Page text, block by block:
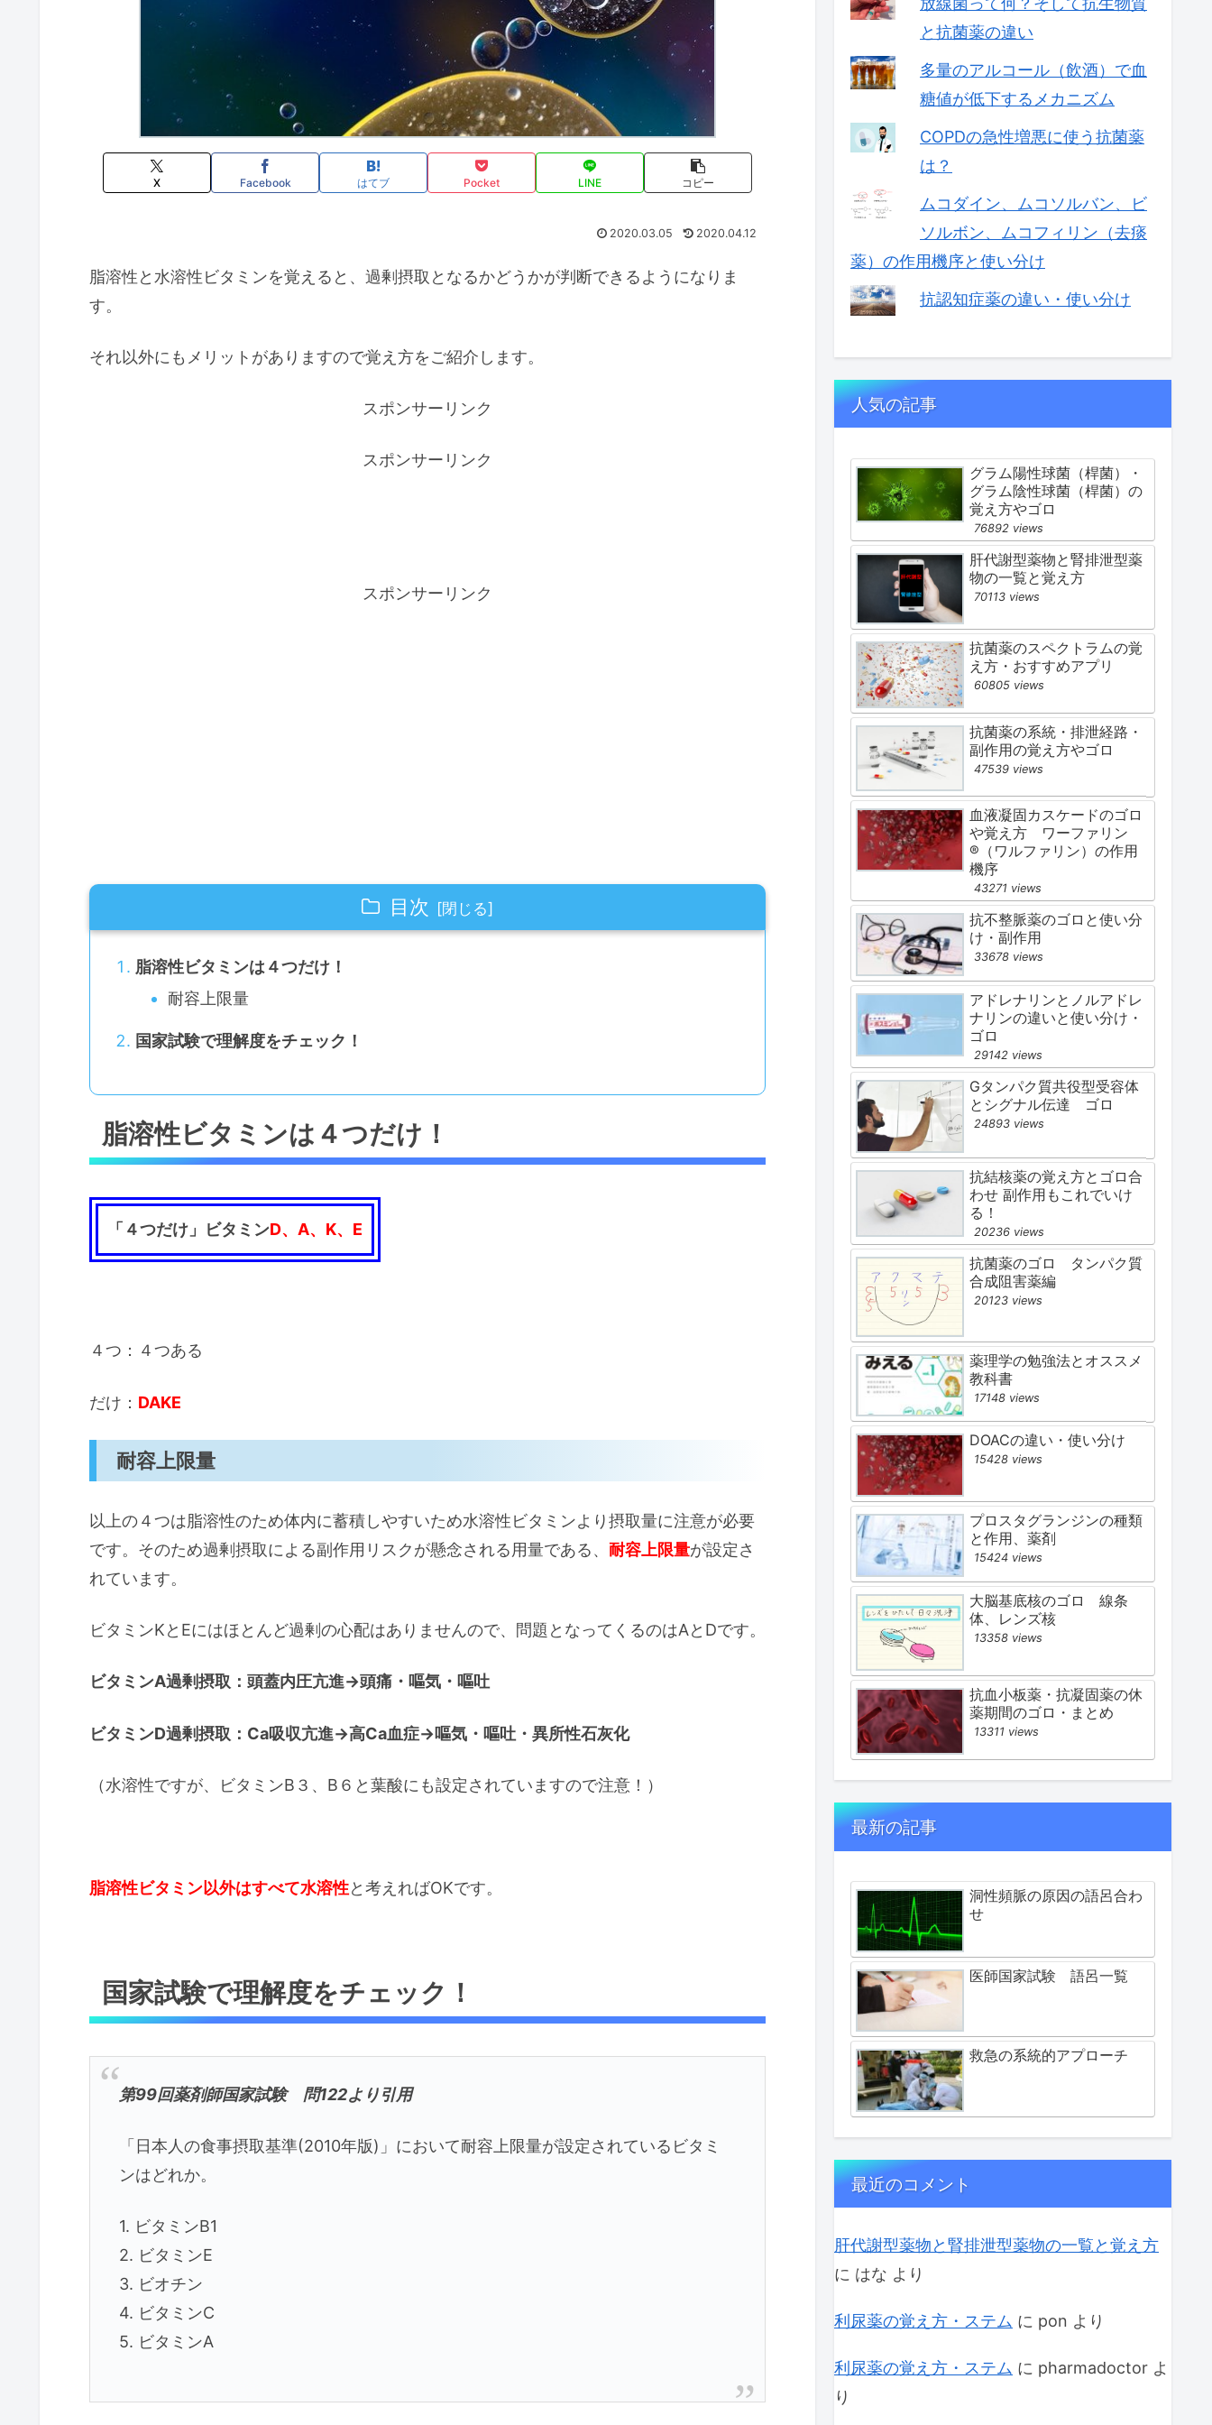
X Facebook はてブ Pocket LINE コピー
2020.03.05 2020.04.12
脂溶性と水溶性ビタミンを覚えると、過剰摂取となるかどうかが判断できるようになりま
す。
それ以外にもメリットがありますので覚え方をご紹介します。
スポンサーリンク
スポンサーリンク
スポンサーリンク
目次
脂溶性ビタミンは４つだけ！
耐容上限量
国家試験で理解度をチェック！
脂溶性ビタミンは４つだけ！
「４つだけ」ビタミンD、A、K、E
４つ：４つある
だけ： DAKE
耐容上限量
以上の４つは脂溶性のため体内に蓄積しやすいため水溶性ビタミンより摂取量に注意が必要
です。そのため過剰摂取による副作用リスクが懸念される用量である、 耐容上限量が設定さ
れています。
ビタミンKとEにはほとんど過剰の心配はありませんので、問題となってくるのはAとDです。
ビタミンA過剰摂取：頭蓋内圧亢進→頭痛・嘔気・嘔吐
ビタミンD過剰摂取：Ca吸収亢進→高Ca血症→嘔気・嘔吐・異所性石灰化
（水溶性ですが、ビタミンB３、B６と葉酸にも設定されていますので注意！）
脂溶性ビタミン以外はすべて水溶性と考えればOKです。
国家試験で理解度をチェック！
第99回薬剤師国家試験 問122より引用
「日本人の食事摂取基準(2010年版)」において耐容上限量が設定されているビタミ
ンはどれか。
1. ビタミンB1
2. ビタミンE
3. ビオチン
4. ビタミンC
5. ビタミンA
と抗菌薬の違い
多量のアルコール（飲酒）で血
糖値が低下するメカニズム
COPDの急性増悪に使う抗菌薬
は？
ムコダイン、ムコソルバン、ビ
ソルボン、ムコフィリン（去痰
薬）の作用機序と使い分け
抗認知症薬の違い・使い分け
人気の記事
グラム陽性球菌（桿菌）・
グラム陰性球菌（桿菌）の
覚え方やゴロ
76892 views
肝代謝型薬物と腎排泄型薬
物の一覧と覚え方
70113 views
抗菌薬のスペクトラムの覚
え方・おすすめアプリ
60805 views
抗菌薬の系統・排泄経路・
副作用の覚え方やゴロ
47539 views
血液凝固カスケードのゴロ
や覚え方 ワーファリン
®（ワルファリン）の作用
機序
43271 views
抗不整脈薬のゴロと使い分
け・副作用
33678 views
アドレナリンとノルアドレ
ナリンの違いと使い分け・
ゴロ
29142 views
Gタンパク質共役型受容体
とシグナル伝達 ゴロ
24893 views
抗結核薬の覚え方とゴロ合
わせ 副作用もこれでいけ
る！
20236 views
抗菌薬のゴロ タンパク質
合成阻害薬編
20123 views
薬理学の勉強法とオススメ
教科書
17148 views
DOACの違い・使い分け
15428 views
プロスタグランジンの種類
と作用、薬剤
15424 views
大脳基底核のゴロ 線条
体、レンズ核
13358 views
抗血小板薬・抗凝固薬の休
薬期間のゴロ・まとめ
13311 views
最新の記事
洞性頻脈の原因の語呂合わ
せ
医師国家試験 語呂一覧
救急の系統的アプローチ
最近のコメント
肝代謝型薬物と腎排泄型薬物の一覧と覚え方
に はな より
利尿薬の覚え方・ステム に pon より
利尿薬の覚え方・ステム に pharmadoctor よ
り